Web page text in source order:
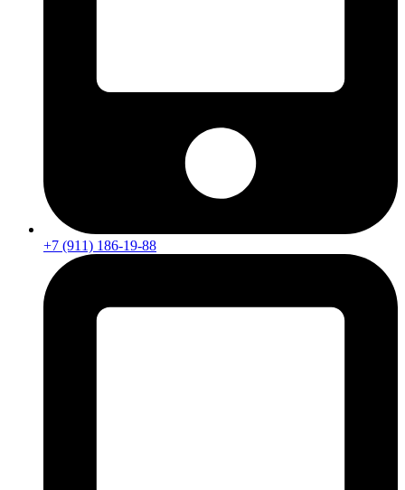
+7 (911) 186-19-88